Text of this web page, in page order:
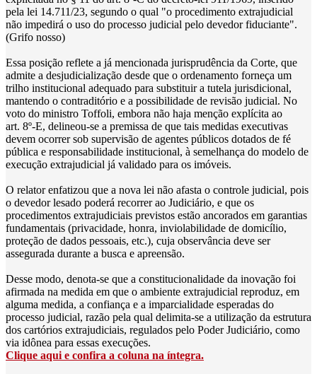
pela lei 14.711/23, segundo o qual "o procedimento extrajudicial
não impedirá o uso do processo judicial pelo devedor fiduciante".
(Grifo nosso)
Essa posição reflete a já mencionada jurisprudência da Corte, que
admite a desjudicialização desde que o ordenamento forneça um
trilho institucional adequado para substituir a tutela jurisdicional,
mantendo o contraditório e a possibilidade de revisão judicial. No
voto do ministro Toffoli, embora não haja menção explícita ao
art. 8º-E, delineou-se a premissa de que tais medidas executivas
devem ocorrer sob supervisão de agentes públicos dotados de fé
pública e responsabilidade institucional, à semelhança do modelo de
execução extrajudicial já validado para os imóveis.
O relator enfatizou que a nova lei não afasta o controle judicial, pois
o devedor lesado poderá recorrer ao Judiciário, e que os
procedimentos extrajudiciais previstos estão ancorados em garantias
fundamentais (privacidade, honra, inviolabilidade de domicílio,
proteção de dados pessoais, etc.), cuja observância deve ser
assegurada durante a busca e apreensão.
Desse modo, denota-se que a constitucionalidade da inovação foi
afirmada na medida em que o ambiente extrajudicial reproduz, em
alguma medida, a confiança e a imparcialidade esperadas do
processo judicial, razão pela qual delimita-se a utilização da estrutura
dos cartórios extrajudiciais, regulados pelo Poder Judiciário, como
via idônea para essas execuções.
Clique aqui e confira a coluna na íntegra.